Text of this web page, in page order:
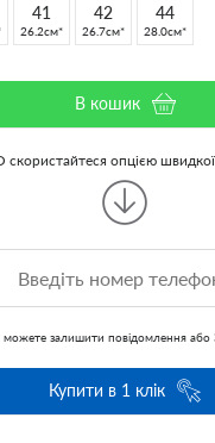
41
26.2см
42
26.7см
44
28.0см
В кошик
скористайтеся опцією
можете залишити повідомленняабо
Купити в 1 клік